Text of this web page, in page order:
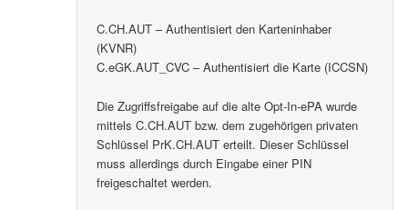
C.CH.AUT – Authentisiert den Karteninhaber
(KVNR)
C.eGK.AUT_CVC – Authentisiert die Karte (ICCSN)
Die Zugriffsfreigabe auf die alte Opt-In-ePA wurde
mittels C.CH.AUT bzw. dem zugehörigen privaten
Schlüssel PrK.CH.AUT erteilt. Dieser Schlüssel
muss allerdings durch Eingabe einer PIN
freigeschaltet werden.